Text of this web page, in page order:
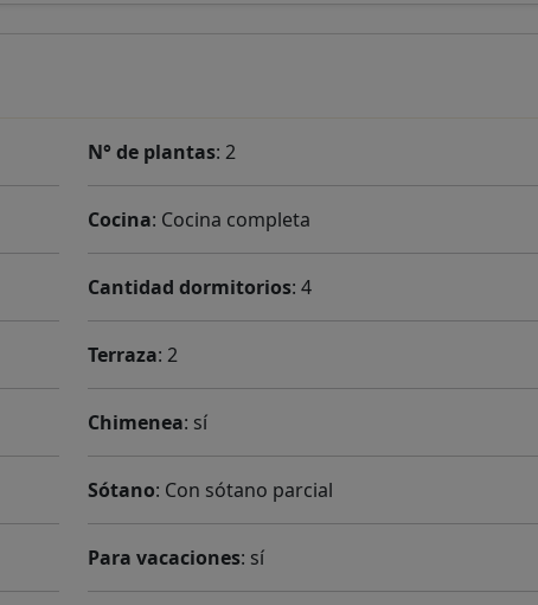
N° de plantas: 2
Cocina: Cocina completa
Cantidad dormitorios: 4
Terraza: 2
Chimenea: sí
Sótano: Con sótano parcial
Para vacaciones: sí